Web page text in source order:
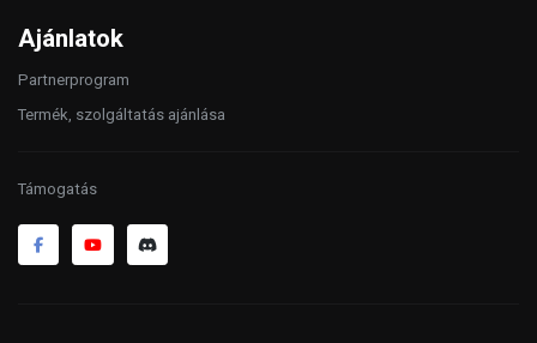
Ajánlatok
Partnerprogram
Termék, szolgáltatás ajánlása
Támogatás